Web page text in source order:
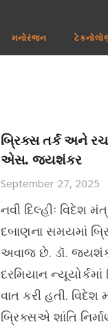
મનોરંજન
બ્રિક્સ તર્ક અને
એસ. જયશંકર
September 27, 2025
નવી દિલ્હીઃ વિદેશ
દબાણના સમયમાં
અવાજ છે. ડૉ.
દરમિયાન
વાત કરી હતી.
બ્રિક્સએ શાંતિ